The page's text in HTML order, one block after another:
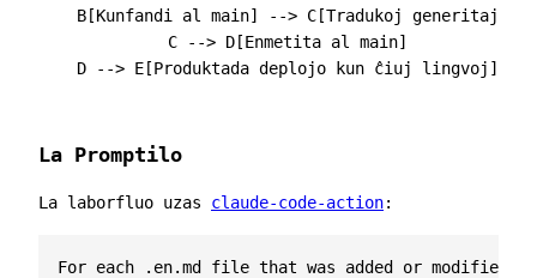
    B[Kunfandi al main] --> C[Tradukoj generitaj]
    C --> D[Enmetita al main]
La Promptilo
La laborfluo uzas claude-code-action:
For each .en.md file that was added or modified: